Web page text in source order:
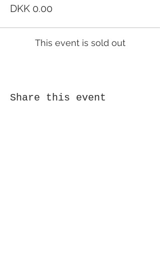
DKK 0.00
This event is sold out
Share this event